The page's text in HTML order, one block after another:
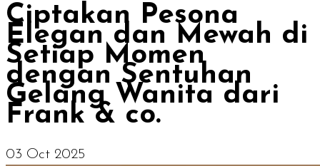
Ciptakan Pesona
Elegan dan Mewah di
Setiap Momen
dengan Sentuhan
Gelang Wanita dari
Frank & co.
03 Oct 2025